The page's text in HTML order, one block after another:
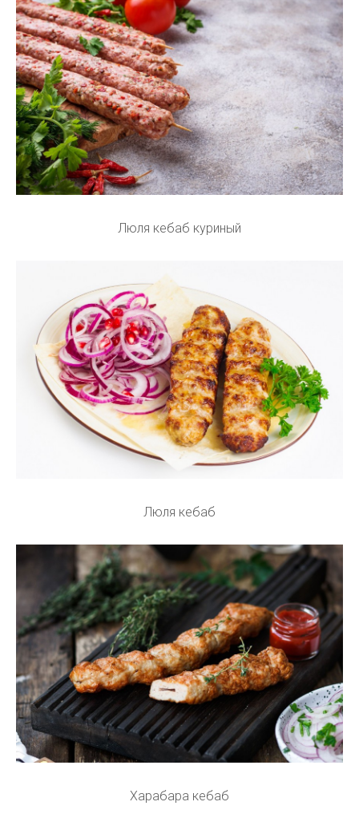
Люля кебаб куриный
Люля кебаб
Харабара кебаб